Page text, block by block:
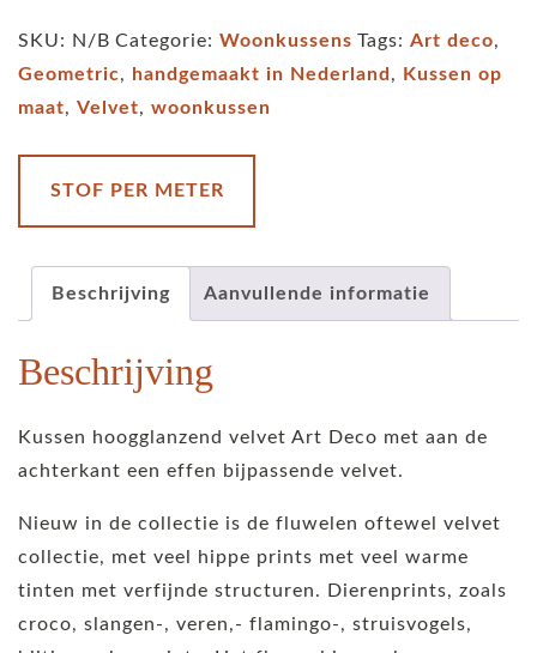
SKU: N/B Categorie: Woonkussens Tags: Art deco,
Geometric, handgemaakt in Nederland ,
Kussen op
maat, Velvet, woonkussen
STOF PER METER
Beschrijving Aanvullende informatie
Beschrijving
Kussen hoogglanzend velvet Art Deco met aan de
achterkant een effen bijpassende velvet.
Nieuw in de collectie is de fluwelen oftewel velvet
collectie, met veel hippe prints met veel warme
tinten met verfijnde structuren. Dierenprints, zoals
croco, slangen-, veren,- flamingo-, struisvogels,